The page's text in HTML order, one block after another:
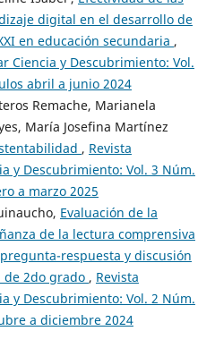
digital en el desarrollo de
en educación secundaria ,
Ciencia y Descubrimiento: Vol.
abril a junio 2024
Remache, Marianela
María Josefina Martínez
, Revista
y Descubrimiento: Vol. 3 Núm.
a marzo 2025
Evaluación de la
de la lectura comprensiva
respuesta y discusión
2do grado , Revista
y Descubrimiento: Vol. 2 Núm.
a diciembre 2024